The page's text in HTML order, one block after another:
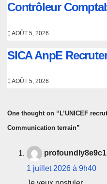
Contrôleur
AOÛT 5, 2026
SICA AnpE
AOÛT 5, 2026
One thought on “L’UNICEF
Communication terrain”
1 juillet 2026 à 9h40